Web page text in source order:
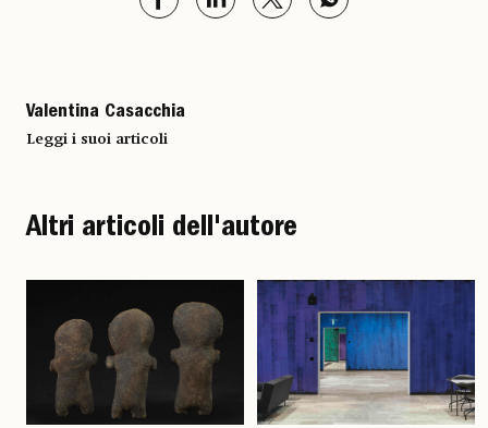
Valentina Casacchia
Leggi i suoi articoli
Altri articoli dell'autore